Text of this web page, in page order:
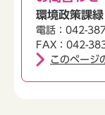
環境政策課
電話：042-
FAX：042-
このページ